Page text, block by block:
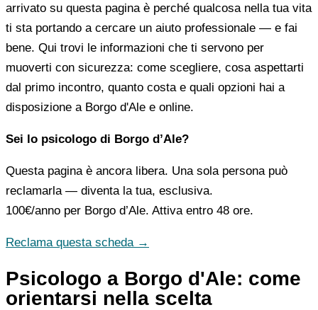
arrivato su questa pagina è perché qualcosa nella tua vita
ti sta portando a cercare un aiuto professionale — e fai
bene. Qui trovi le informazioni che ti servono per
muoverti con sicurezza: come scegliere, cosa aspettarti
dal primo incontro, quanto costa e quali opzioni hai a
disposizione a Borgo d'Ale e online.
Sei lo psicologo di Borgo d’Ale?
Questa pagina è ancora libera. Una sola persona può
reclamarla — diventa la tua, esclusiva.
100€/anno per Borgo d’Ale. Attiva entro 48 ore.
Reclama questa scheda →
Psicologo a Borgo d'Ale: come
orientarsi nella scelta